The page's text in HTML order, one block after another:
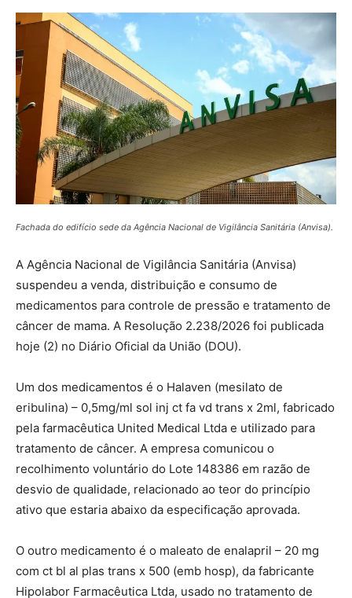
Fachada do edifício sede da Agência Nacional de Vigilância Sanitária (Anvisa).
A Agência Nacional de Vigilância Sanitária (Anvisa)
suspendeu a venda, distribuição e consumo de
medicamentos para controle de pressão e tratamento de
câncer de mama. A Resolução 2.238/2026 foi publicada
hoje (2) no Diário Oficial da União (DOU).
Um dos medicamentos é o Halaven (mesilato de
eribulina) – 0,5mg/ml sol inj ct fa vd trans x 2ml, fabricado
pela farmacêutica United Medical Ltda e utilizado para
tratamento de câncer. A empresa comunicou o
recolhimento voluntário do Lote 148386 em razão de
desvio de qualidade, relacionado ao teor do princípio
ativo que estaria abaixo da especificação aprovada.
O outro medicamento é o maleato de enalapril – 20 mg
com ct bl al plas trans x 500 (emb hosp), da fabricante
Hipolabor Farmacêutica Ltda, usado no tratamento de